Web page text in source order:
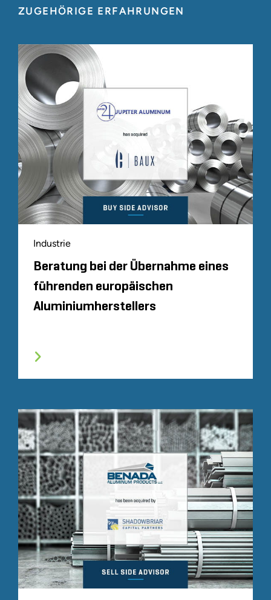
ZUGEHÖRIGE ERFAHRUNGEN
Industrie
Beratung bei der Übernahme eines
führenden europäischen
Aluminiumherstellers